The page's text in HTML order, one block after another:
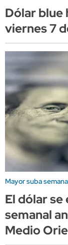
Dólar blue
viernes 7
Mayor suba
El dólar se
semanal
Medio